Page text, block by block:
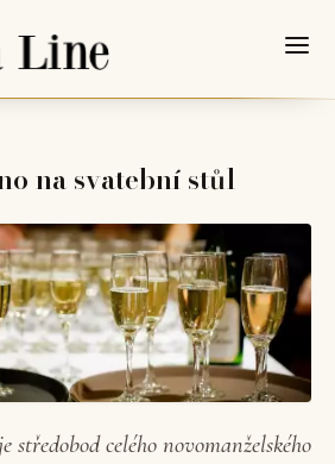
na svatební stůl
celého novomanželského